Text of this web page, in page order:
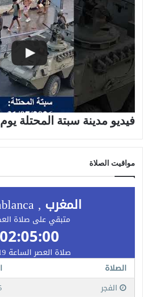
فيديو مدينة سبتة المحتلة يوم 31 يوليوز 2026
مواقيت الصلاة